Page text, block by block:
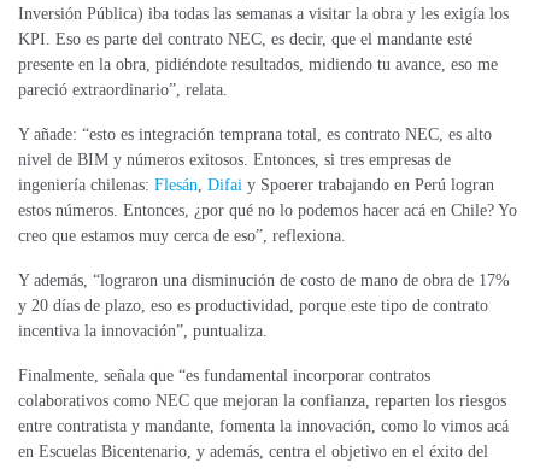
Inversión Pública) iba todas las semanas a visitar la obra y les exigía los
KPI. Eso es parte del contrato NEC, es decir, que el mandante esté
presente en la obra, pidiéndote resultados, midiendo tu avance, eso me
pareció extraordinario”, relata.
Y añade: “esto es integración temprana total, es contrato NEC, es alto
nivel de BIM y números exitosos. Entonces, si tres empresas de
ingeniería chilenas: Flesán, Difai y Spoerer trabajando en Perú logran
estos números. Entonces, ¿por qué no lo podemos hacer acá en Chile? Yo
creo que estamos muy cerca de eso”, reflexiona.
Y además, “lograron una disminución de costo de mano de obra de 17%
y 20 días de plazo, eso es productividad, porque este tipo de contrato
incentiva la innovación”, puntualiza.
Finalmente, señala que “es fundamental incorporar contratos
colaborativos como NEC que mejoran la confianza, reparten los riesgos
entre contratista y mandante, fomenta la innovación, como lo vimos acá
en Escuelas Bicentenario, y además, centra el objetivo en el éxito del